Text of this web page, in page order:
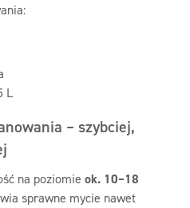
L
– szybciej,
na poziomie ok. 10–18
sprawne mycie nawet